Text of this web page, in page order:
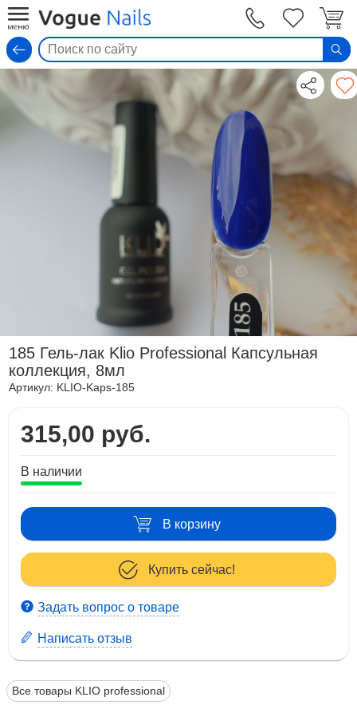
185 Гель-лак Klio Professional Капсульная
коллекция, 8мл
Артикул: KLIO-Kaps-185
315,00 руб.
В наличии
В корзину
Купить сейчас!
Задать вопрос о товаре
Написать отзыв
Все товары KLIO professional